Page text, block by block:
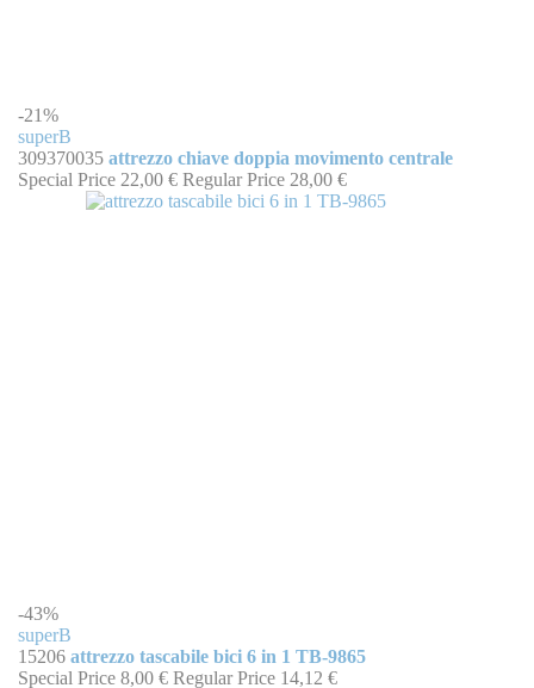
-21%
superB
309370035 attrezzo chiave doppia movimento centrale
Special Price 22,00 € Regular Price 28,00 €
-43%
superB
15206 attrezzo tascabile bici 6 in 1 TB-9865
Special Price 8,00 € Regular Price 14,12 €